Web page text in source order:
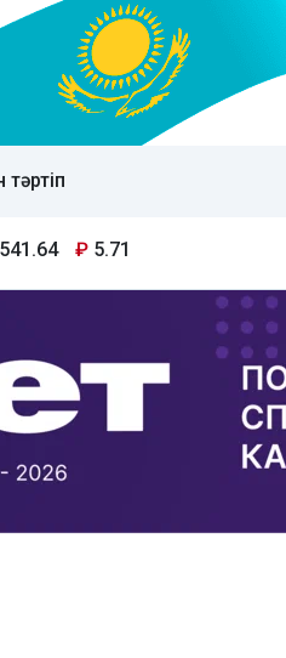
тәртіп
541.64 ₽ 5.71